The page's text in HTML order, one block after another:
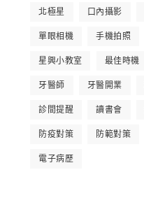
北極星 口內攝影
單眼相機 手機拍照
星興小教室 最佳時機
牙醫師 牙醫開業
診間提醒 讀書會
防疫對策 防範對策
電子病歷